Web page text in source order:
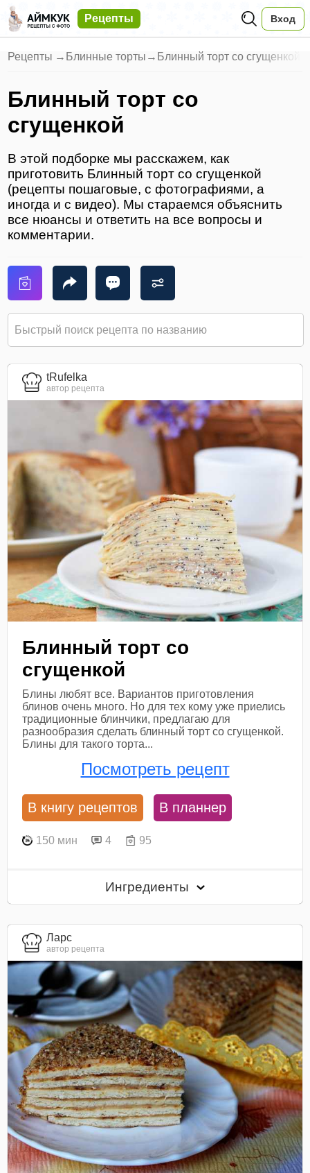
Рецепты Вход
Рецепты → Блинные торты → Блинный торт со сгущенкой
Блинный торт со
сгущенкой
В этой подборке мы расскажем, как
приготовить Блинный торт со сгущенкой
(рецепты пошаговые, с фотографиями, а
иногда и с видео). Мы стараемся объяснить
все нюансы и ответить на все вопросы и
комментарии.
tRufelka
автор рецепта
Блинный торт со
сгущенкой
Блины любят все. Вариантов приготовления
блинов очень много. Но для тех кому уже приелись
традиционные блинчики, предлагаю для
разнообразия сделать блинный торт со сгущенкой.
Блины для такого торта...
Посмотреть рецепт
В книгу рецептов В планнер
150 мин 4 95
Ингредиенты
Ларс
автор рецепта